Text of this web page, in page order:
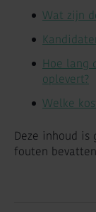
Wat zijn
Hoe lang
oplevert?
Welke
Deze inhoud is
fouten